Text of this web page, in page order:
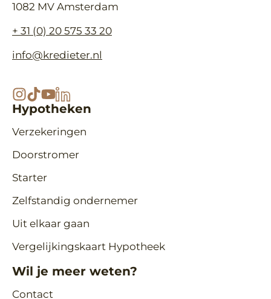
1082 MV Amsterdam
+ 31 (0) 20 575 33 20
info@kredieter.nl
Hypotheken
Verzekeringen
Doorstromer
Starter
Zelfstandig ondernemer
Uit elkaar gaan
Vergelijkingskaart Hypotheek
Wil je meer weten?
Contact